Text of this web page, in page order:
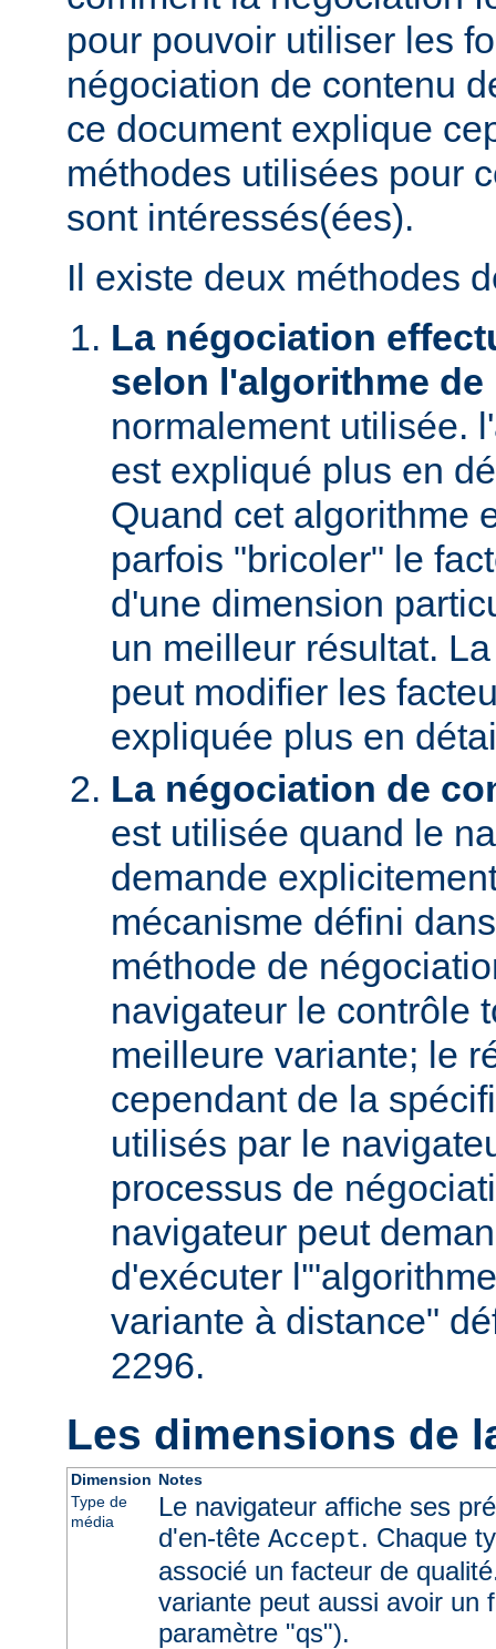
pour pouvoir utiliser les
négociation de contenu
ce document explique
méthodes utilisées pour
sont intéressés(ées).
Il existe deux méthodes
La négociation
selon l'algorithme de
normalement utilisée.
est expliqué plus en
Quand cet algorithme
parfois "bricoler" le
d'une dimension
un meilleur résultat.
peut modifier les
expliquée plus en
La négociation de
est utilisée quand le
demande
mécanisme défini
méthode de
navigateur le contrôle
meilleure variante; le
cependant de la
utilisés par le
processus de
navigateur peut
d'exécuter
variante à distance"
2296.
Les dimensions de
Dimension Notes
Type de
média
Le navigateur affiche ses
d'en-tête Accept. Chaque
associé un facteur de
variante peut aussi avoir un
paramètre "qs").